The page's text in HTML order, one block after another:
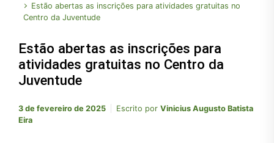
Estão abertas as inscrições para atividades gratuitas no
Centro da Juventude
Estão abertas as inscrições para
atividades gratuitas no Centro da
Juventude
3 de fevereiro de 2025 Escrito por Vinicius Augusto Batista
Eira